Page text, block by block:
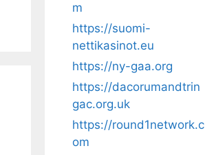
m
https://suomi-
nettikasinot.eu
https://ny-gaa.org
https://dacorumandtrin
gac.org.uk
https://round1network.c
om